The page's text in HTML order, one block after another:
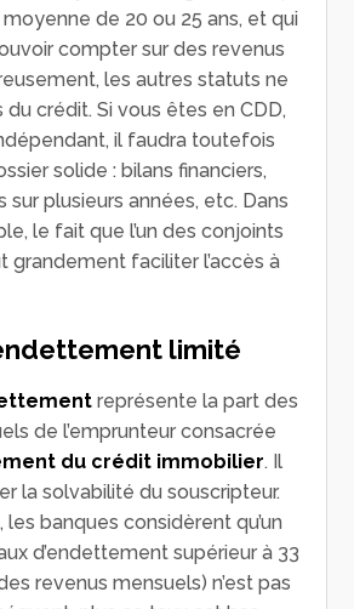
moyenne de 20 ou 25 ans, et qui
compter sur des revenus
les autres statuts ne
crédit. Si vous êtes en CDD,
il faudra toutefois
solide : bilans financiers,
sur plusieurs années, etc. Dans
le fait que l’un des conjoints
grandement faciliter l’accès à
limité
représente la part des
de l’emprunteur consacrée
du crédit immobilier. Il
la solvabilité du souscripteur.
les banques considèrent qu’un
d’endettement supérieur à 33
revenus mensuels) n’est pas